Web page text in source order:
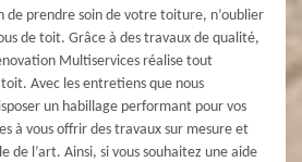
de prendre soin de votre toiture, n’oublier
de toit. Grâce à des travaux de qualité,
Multiservices réalise tout
Avec les entretiens que nous
un habillage performant pour vos
à vous offrir des travaux sur mesure et
de l’art. Ainsi, si vous souhaitez une aide